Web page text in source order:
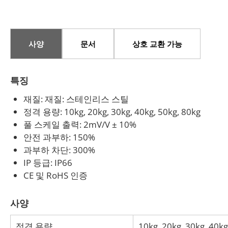
사양 문서 상호 교환 가능
특징
재질: 재질: 스테인리스 스틸
정격 용량: 10kg, 20kg, 30kg, 40kg, 50kg, 80kg
풀 스케일 출력: 2mV/V ± 10%
안전 과부하: 150%
과부하 차단: 300%
IP 등급: IP66
CE 및 RoHS 인증
사양